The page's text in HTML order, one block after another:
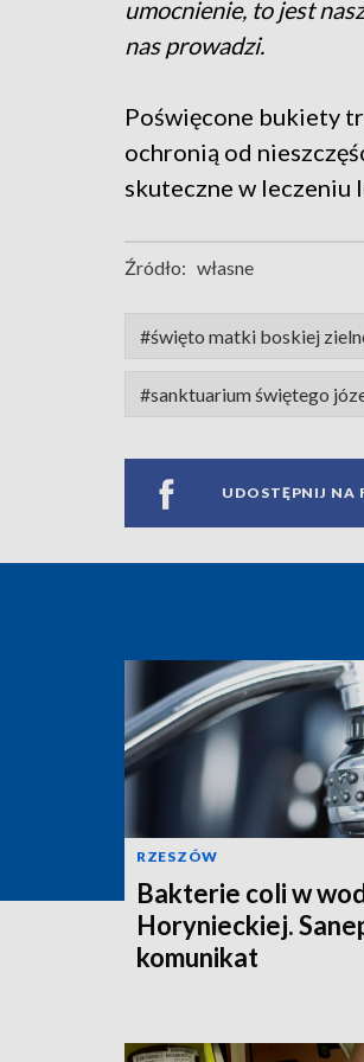
umocnienie, to jest
nas prowadzi.
Poświęcone bukiety
ochronią od
skuteczne w leczeniu
Źródło: własne
#święto matki boskiej
#sanktuarium świętego
UDOSTĘPNIJ NA
RZESZÓW
Bakterie coli w
Horynieckiej.
komunikat